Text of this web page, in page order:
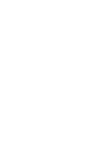
loro servizi.